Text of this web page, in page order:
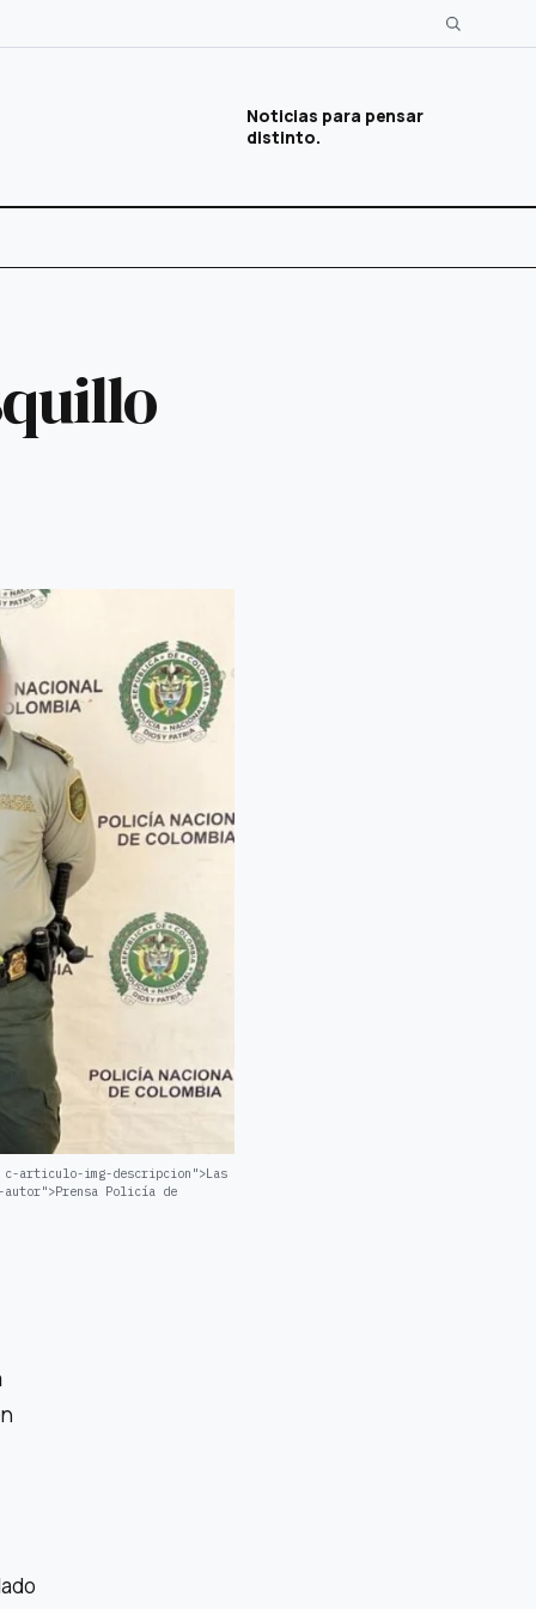
Noticias para pensar
distinto.
c-articulo-img-descripcion">Las
autor">Prensa Policía de